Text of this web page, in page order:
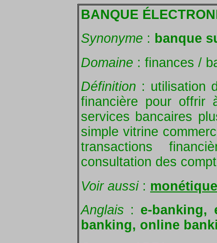
BANQUE
Synonyme : banque
Domaine : finances /
Définition : utilisation
financière pour offrir
services bancaires
simple vitrine
transactions
consultation des
Voir aussi: monétique
Anglais : e-banking,
banking, online